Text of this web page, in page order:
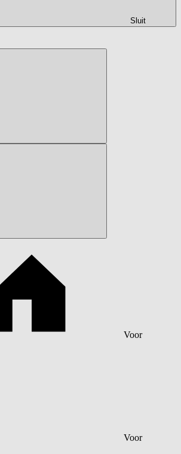
Sluit
Voor
Voor